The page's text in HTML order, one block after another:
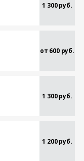
1 300 руб.
от 600 руб.
1 300 руб.
1 200 руб.